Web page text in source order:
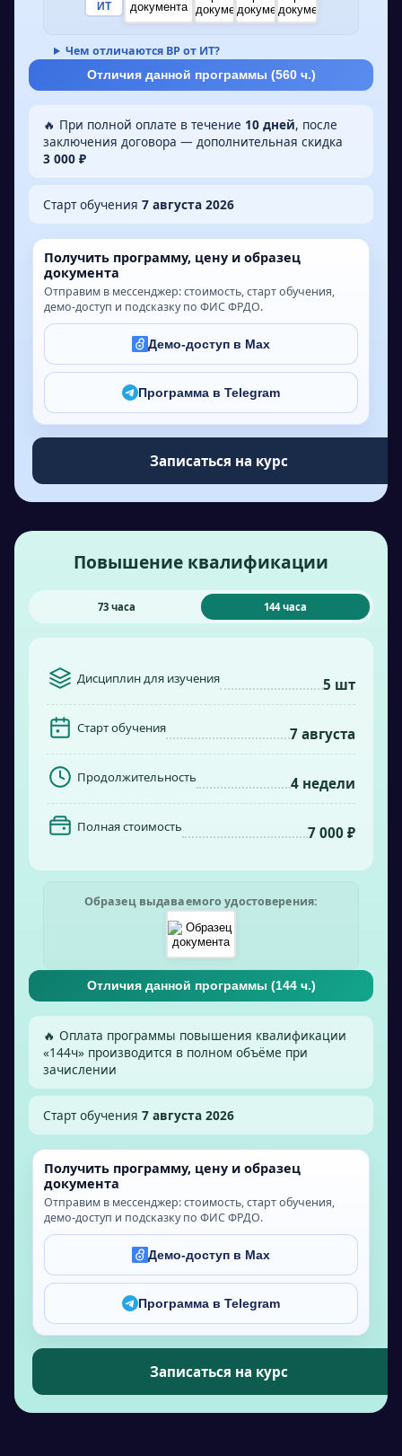
ИТ
Чем отличаются ВР от ИТ?
Отличия данной программы (560ч.)
🔥 При полной оплате в течение 10 дней, после
заключения договора — дополнительная скидка
3 000 ₽
Старт обучения 7 августа 2026
Получить программу, цену и образец
документа
Отправим в мессенджер: стоимость, старт обучения,
демо-доступ и подсказку по ФИС ФРДО.
Демо-доступ в Max
Программа в Telegram
Записаться на курс
Повышение квалификации
73 часа 144 часа
Дисциплин для изучения 5 шт
Старт обучения 7 августа
Продолжительность 4 недели
Полная стоимость 7 000 ₽
Образец выдаваемого удостоверения:
Отличия данной программы (144ч.)
🔥 Оплата программы повышения квалификации
«144ч» производится в полном объёме при
зачислении
Старт обучения 7 августа 2026
Получить программу, цену и образец
документа
Отправим в мессенджер: стоимость, старт обучения,
демо-доступ и подсказку по ФИС ФРДО.
Демо-доступ в Max
Программа в Telegram
Записаться на курс